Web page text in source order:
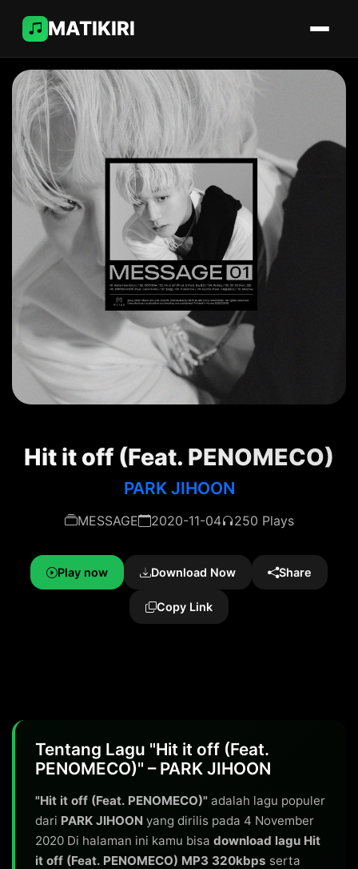
MATIKIRI
Hit it off (Feat. PENOMECO)
PARK JIHOON
MESSAGE 2020-11-04 250 Plays
Play now Download Now Share
Copy Link
Tentang Lagu "Hit it off (Feat.
PENOMECO)" – PARK JIHOON
"Hit it off (Feat. PENOMECO)" adalah lagu populer
dari PARK JIHOON yang dirilis pada 4 November
2020 Di halaman ini kamu bisa download lagu Hit
it off (Feat. PENOMECO) MP3 320kbps serta